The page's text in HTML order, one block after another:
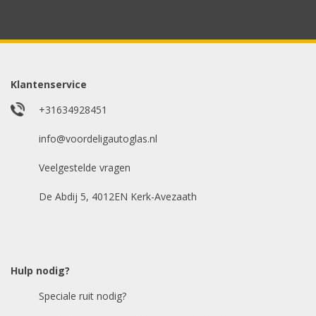
Model auto
E-mailadres *
Klantenservice
+31634928451
info@voordeligautoglas.nl
Veelgestelde vragen
De Abdij 5, 4012EN Kerk-Avezaath
Hulp nodig?
Speciale ruit nodig?